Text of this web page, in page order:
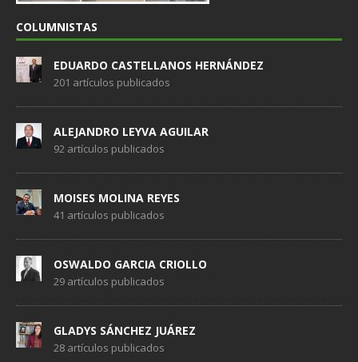
COLUMNISTAS
EDUARDO CASTELLANOS HERNÁNDEZ
201 artículos publicados
ALEJANDRO LEYVA AGUILAR
92 artículos publicados
MOISES MOLINA REYES
41 artículos publicados
OSWALDO GARCIA CRIOLLO
29 artículos publicados
GLADYS SÁNCHEZ JUÁREZ
28 artículos publicados